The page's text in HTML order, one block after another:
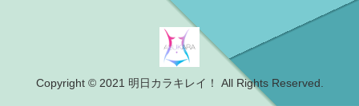
Copyright © 2021 明日カラキレイ！ All Rights Reserved.